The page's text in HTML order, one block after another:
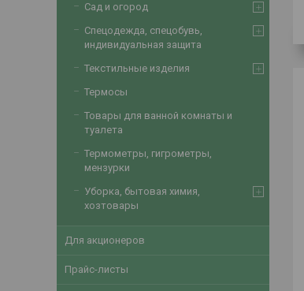
Сад и огород
Спецодежда, спецобувь,
индивидуальная защита
Текстильные изделия
Термосы
Товары для ванной комнаты и
туалета
Термометры, гигрометры,
мензурки
Уборка, бытовая химия,
хозтовары
Для акционеров
Прайс-листы